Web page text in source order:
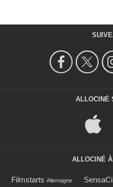
ALLOCINÉ
ALLOCINÉ
Filmstarts Allemagne